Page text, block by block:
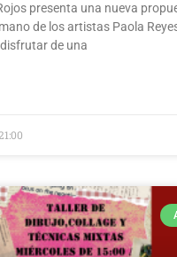
presenta una nueva
de los artistas Paola
de una